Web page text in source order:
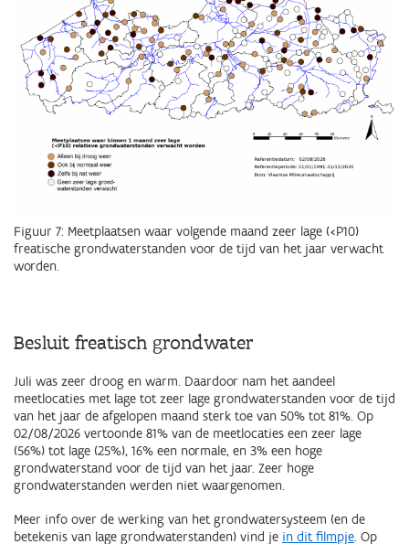
Figuur 7: Meetplaatsen waar volgende maand zeer lage (<P10)
freatische grondwaterstanden voor de tijd van het jaar verwacht
worden.
Besluit freatisch grondwater
Juli was zeer droog en warm. Daardoor nam het aandeel
meetlocaties met lage tot zeer lage grondwaterstanden voor de tijd
van het jaar de afgelopen maand sterk toe van 50% tot 81%. Op
02/08/2026 vertoonde 81% van de meetlocaties een zeer lage
(56%) tot lage (25%), 16% een normale, en 3% een hoge
grondwaterstand voor de tijd van het jaar. Zeer hoge
grondwaterstanden werden niet waargenomen.
Meer info over de werking van het grondwatersysteem (en de
betekenis van lage grondwaterstanden) vind je in dit filmpje. Op